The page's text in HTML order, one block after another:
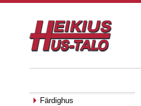
Färdighus